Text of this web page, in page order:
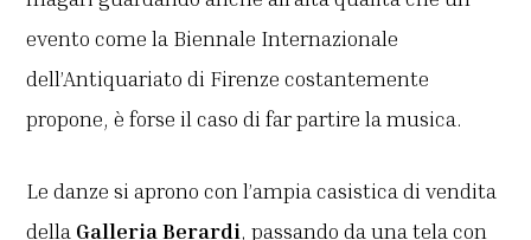
evento come la Biennale Internazionale
dell’Antiquariato di Firenze costantemente
propone, è forse il caso di far partire la musica.
Le danze si aprono con l’ampia casistica di vendita
della Galleria Berardi, passando da una tela con